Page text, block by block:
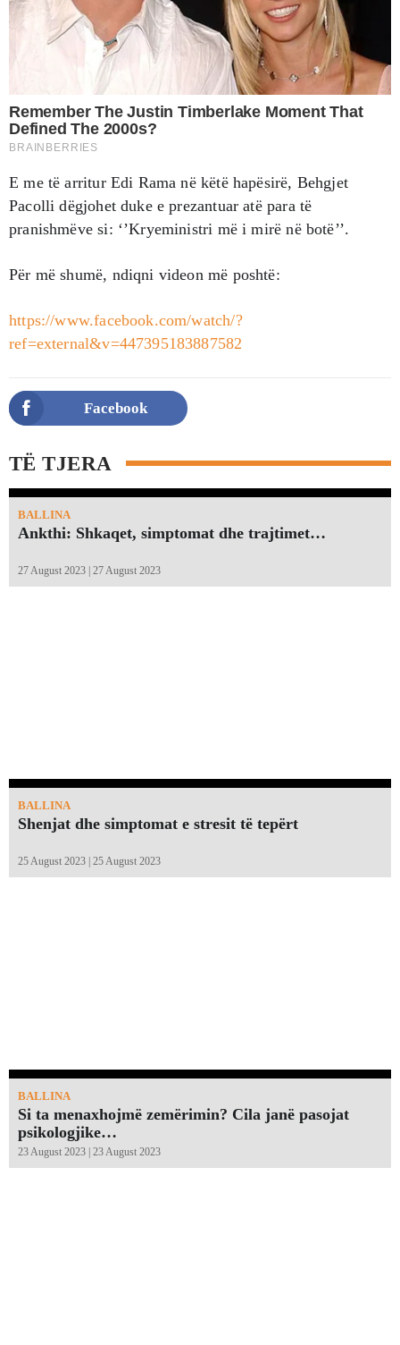
E me të arritur Edi Rama në këtë hapësirë, Behgjet
Pacolli dëgjohet duke e prezantuar atë para të
pranishmëve si: ‘’Kryeministri më i mirë në botë’’.
Për më shumë, ndiqni videon më poshtë:
https://www.facebook.com/watch/?
ref=external&v=447395183887582
Facebook
TË TJERA
BALLINA
Ankthi: Shkaqet, simptomat dhe trajtimet…
27 August 2023 | 27 August 2023
BALLINA
Shenjat dhe simptomat e stresit të tepërt
25 August 2023 | 25 August 2023
BALLINA
Si ta menaxhojmë zemërimin? Cila janë pasojat
psikologjike…
23 August 2023 | 23 August 2023